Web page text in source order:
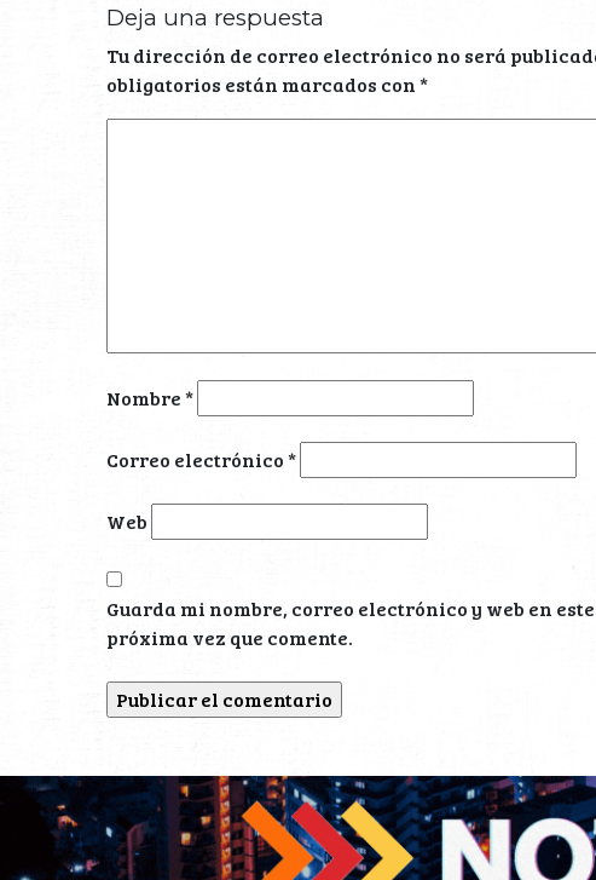
Deja una respuesta
Tu dirección de correo electrónico no será
obligatorios están marcados con*
Nombre*
Correo electrónico*
Web
Guarda mi nombre, correo electrónico y web en
próxima vez que comente.